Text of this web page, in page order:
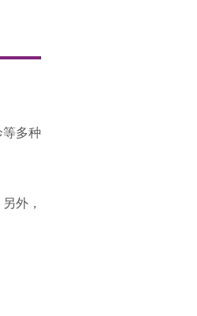
多种
外，